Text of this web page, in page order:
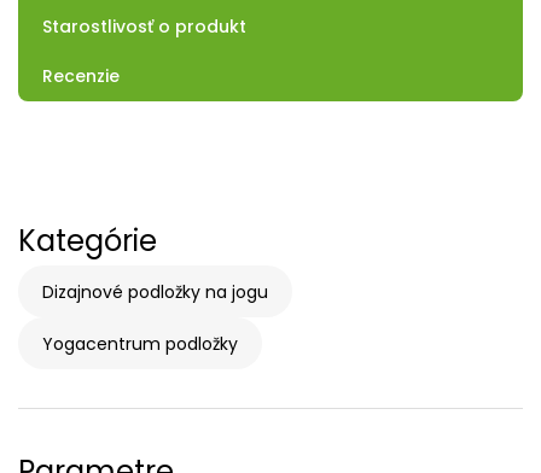
Starostlivosť o produkt
Recenzie
Kategórie
Dizajnové podložky na jogu
Yogacentrum podložky